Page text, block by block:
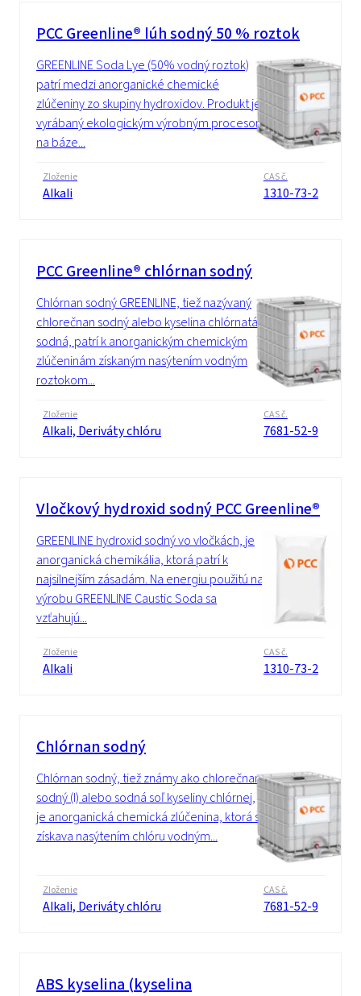
PCC Greenline® lúh sodný 50 % roztok
GREENLINE Soda Lye (50% vodný roztok)
patrí medzi anorganické chemické
zlúčeniny zo skupiny hydroxidov. Produkt je
vyrábaný ekologickým výrobným procesom
na báze...
Zloženie
Alkali
CAS č.
1310-73-2
PCC Greenline® chlórnan sodný
Chlórnan sodný GREENLINE, tiež nazývaný
chlorečnan sodný alebo kyselina chlórnatá
sodná, patrí k anorganickým chemickým
zlúčeninám získaným nasýtením vodným
roztokom...
Zloženie
Alkali, Deriváty chlóru
CAS č.
7681-52-9
Vločkový hydroxid sodný PCC Greenline®
GREENLINE hydroxid sodný vo vločkách, je
anorganická chemikália, ktorá patrí k
najsilnejším zásadám. Na energiu použitú na
výrobu GREENLINE Caustic Soda sa
vzťahujú...
Zloženie
Alkali
CAS č.
1310-73-2
Chlórnan sodný
Chlórnan sodný, tiež známy ako chlorečnan
sodný (I) alebo sodná soľ kyseliny chlórnej,
je anorganická chemická zlúčenina, ktorá sa
získava nasýtením chlóru vodným...
Zloženie
Alkali, Deriváty chlóru
CAS č.
7681-52-9
ABS kyselina (kyselina